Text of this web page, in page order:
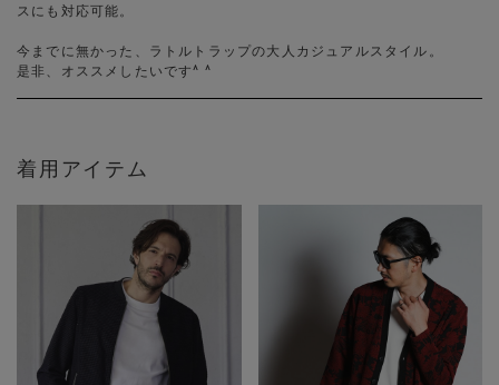
スにも対応可能。
今までに無かった、ラトルトラップの大人カジュアルスタイル。
是非、オススメしたいです^ ^
着用アイテム